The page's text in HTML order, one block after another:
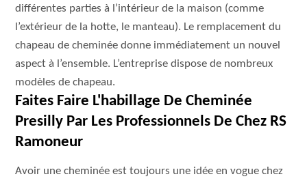
différentes parties à l’intérieur de la maison (comme
l’extérieur de la hotte, le manteau). Le remplacement du
chapeau de cheminée donne immédiatement un nouvel
aspect à l’ensemble. L’entreprise dispose de nombreux
modèles de chapeau.
Faites Faire L'habillage De Cheminée
Presilly Par Les Professionnels De Chez RS
Ramoneur
Avoir une cheminée est toujours une idée en vogue chez